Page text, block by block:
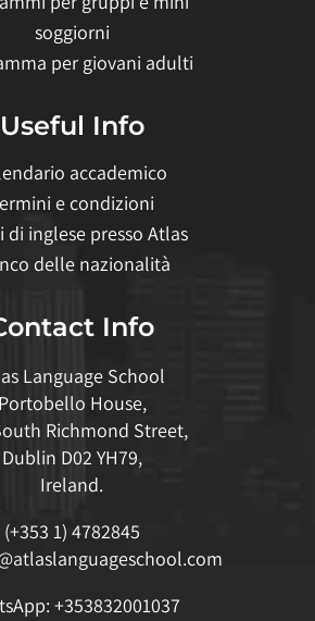
soggiorni
per giovani adulti
Useful Info
accademico
e condizioni
di inglese presso Atlas
delle nazionalità
Info
Language School
Portobello House,
Richmond Street,
Dublin D02 YH79,
Ireland.
(+353 1) 4782845
+353832001037